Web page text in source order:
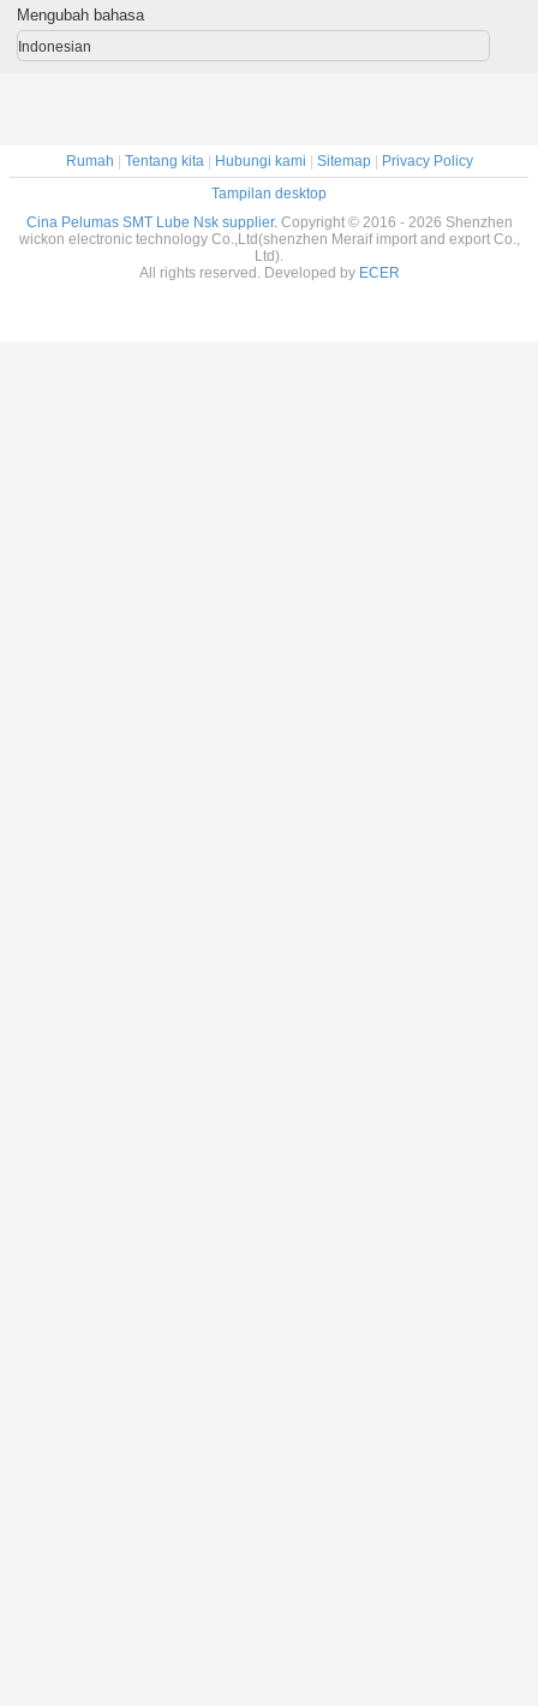
mesin 2
mesin
Mengubah bahasa
Indonesian
Rumah Tentang kita| Hubungi kami Sitemap|
Privacy Policy
Tampilan desktop
Cina Pelumas SMT Lube Nsk supplier. Copyright © 2016 - 2026 Shenzhen
wickon electronic technology Co.,Ltd(shenzhen Meraif import and export Co.,
Ltd).
All rights reserved. Developed by ECER